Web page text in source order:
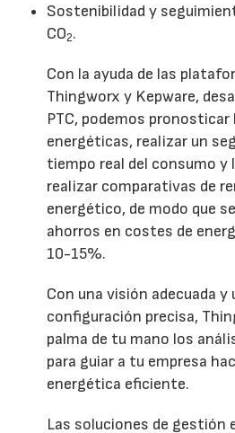
Sostenibilidad y
CO2.
Con la ayuda de las
Thingworx y Kepware,
PTC, podemos pronosticar
energéticas, realizar un
tiempo real del consumo y
realizar comparativas de
energético, de modo que
ahorros en costes de
10-15%.
Con una visión adecuada y
configuración precisa,
palma de tu mano los
para guiar a tu empresa
energética eficiente.
Las soluciones de gestión